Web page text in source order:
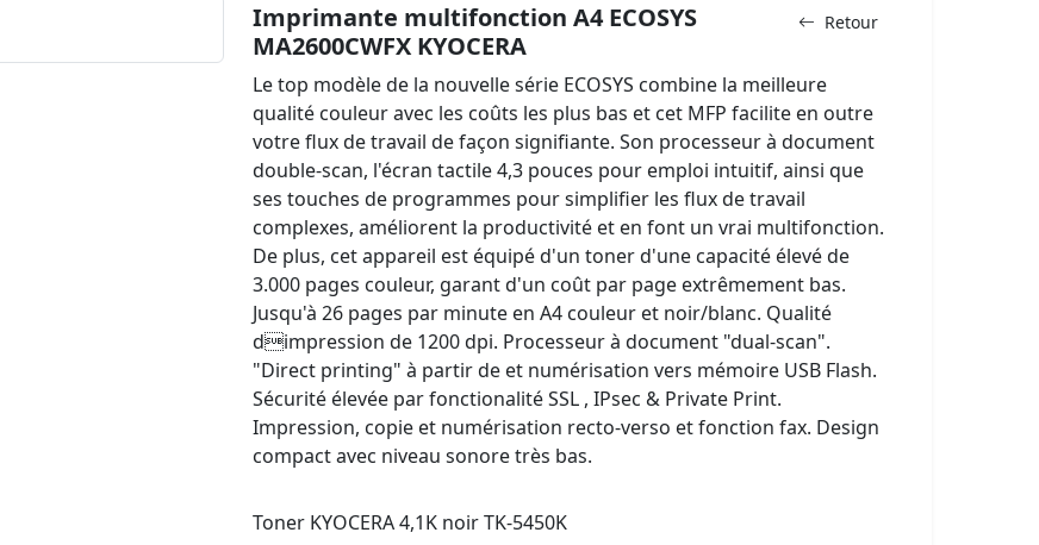
Retour
Imprimante multifonction A4 ECOSYS
MA2600CWFX KYOCERA
Le top modèle de la nouvelle série ECOSYS combine la meilleure
qualité couleur avec les coûts les plus bas et cet MFP facilite en outre
votre flux de travail de façon signifiante. Son processeur à document
double-scan, l'écran tactile 4,3 pouces pour emploi intuitif, ainsi que
ses touches de programmes pour simplifier les flux de travail
complexes, améliorent la productivité et en font un vrai multifonction.
De plus, cet appareil est équipé d'un toner d'une capacité élevé de
3.000 pages couleur, garant d'un coût par page extrêmement bas.
Jusqu'à 26 pages par minute en A4 couleur et noir/blanc. Qualité
dimpression de 1200 dpi. Processeur à document "dual-scan".
"Direct printing" à partir de et numérisation vers mémoire USB Flash.
Sécurité élevée par fonctionalité SSL , IPsec & Private Print.
Impression, copie et numérisation recto-verso et fonction fax. Design
compact avec niveau sonore très bas.
Toner KYOCERA 4,1K noir TK-5450K